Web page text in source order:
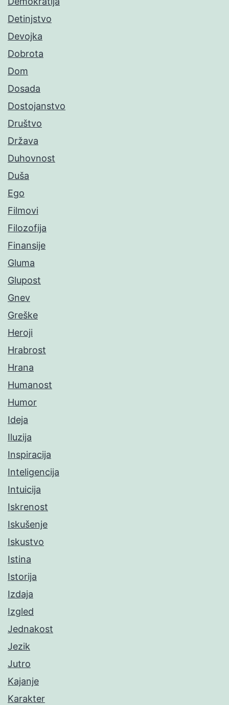
Detinjstvo
Devojka
Dobrota
Dom
Dosada
Dostojanstvo
Društvo
Država
Duhovnost
Duša
Ego
Filmovi
Filozofija
Finansije
Gluma
Glupost
Gnev
Greške
Heroji
Hrabrost
Hrana
Humanost
Humor
Ideja
Iluzija
Inspiracija
Inteligencija
Intuicija
Iskrenost
Iskušenje
Iskustvo
Istina
Istorija
Izdaja
Izgled
Jednakost
Jezik
Jutro
Kajanje
Karakter